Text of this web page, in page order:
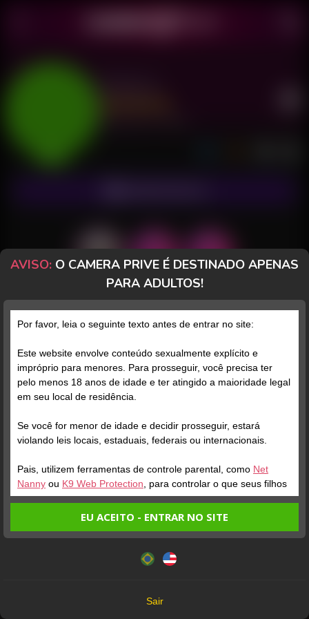
POSTS FANCLUB PAGOS AVALIAÇÕES
Posts (180) Fotos (92) Vídeos
Grátis
Verifique sua conta
0:25
Verifique sua conta
1
Este website utiliza cookies e tecnologias semelhantes de
Política de Privacidade
você concorda com estes termos.
AVISO: O CAMERA PRIVE É DESTINADO APENAS
PARA ADULTOS!
Por favor, leia o seguinte texto antes de entrar no site:
Este website envolve conteúdo sexualmente explícito e
impróprio para menores. Para prosseguir, você precisa ter
pelo menos 18 anos de idade e ter atingido a maioridade legal
em seu local de residência.
Se você for menor de idade e decidir prosseguir, estará
violando leis locais, estaduais, federais ou internacionais.
Pais, utilizem ferramentas de controle parental, como Net
Nanny ou K9 Web Protection, para controlar o que seus filhos
veem.
fatos:
Tenho ao menos 18 anos de idade e sou maior de idade
EU ACEITO - ENTRAR NO SITE
Sair